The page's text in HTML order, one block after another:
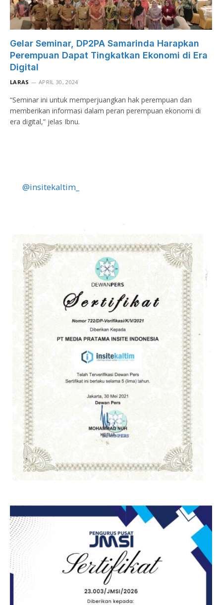
Gelar Seminar, DP2PA Samarinda Harapkan
Perempuan Dapat Tingkatkan Ekonomi di Era
Digital
LARAS APRIL 30, 2024
“Seminar ini untuk memperjuangkan hak perempuan dan
memberikan informasi dalam peran perempuan ekonomi di
era digital,” jelas Ibnu.
@insitekaltim_